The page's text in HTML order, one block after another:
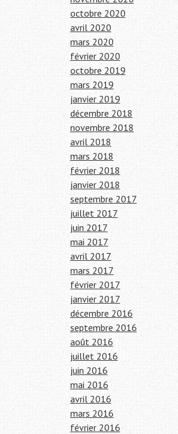
octobre 2020
avril 2020
mars 2020
février 2020
octobre 2019
mars 2019
janvier 2019
décembre 2018
novembre 2018
avril 2018
mars 2018
février 2018
janvier 2018
septembre 2017
juillet 2017
juin 2017
mai 2017
avril 2017
mars 2017
février 2017
janvier 2017
décembre 2016
septembre 2016
août 2016
juillet 2016
juin 2016
mai 2016
avril 2016
mars 2016
février 2016